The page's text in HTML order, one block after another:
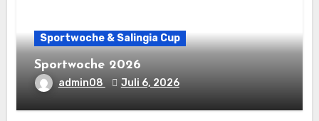
Sportwoche & Salingia Cup
Sportwoche 2026
admin08 Juli 6, 2026